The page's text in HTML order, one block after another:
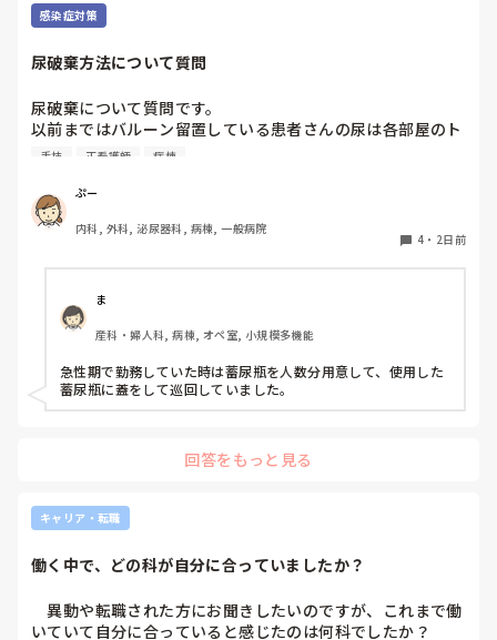
要な内容を選べるよう支援するとよいと思います。
感染症対策
尿破棄方法について質問
尿破棄について質問です。
以前まではバルーン留置している患者さんの尿は各部屋のト
イレに破棄する形でしたが、感染予防上汚物処理室でのみ破
物処理室に持っていくという非効率な方法になってます。尿
破棄人数は10人近くになるので病室と汚物処理室を10往復
する形に。結果尿破棄に時間がかかってます。
ットしワゴン下段に乗せて破棄していき最後まとめて汚物処
理室で破棄してたのでその方法はダメなのか？と疑問抱いて
ます。もちろん汚物見えないようワゴンにカバーする等対策
皆さんの病棟ではどのような方法取られてますか？
手技 正看護師 病棟
ぷー
内科, 外科, 泌尿器科, 病棟, 一般病院
4 ・ 2日前
ま
産科・婦人科, 病棟, オペ室, 小規模多機能
急性期で勤務していた時は蓄尿瓶を人数分用意して、使用した
蓄尿瓶に蓋をして巡回していました。
回答をもっと見る
キャリア・転職
働く中で、どの科が自分に合っていましたか？
異動や転職された方にお聞きしたいのですが、これまで働
いていて自分に合っていると感じたのは何科でしたか？